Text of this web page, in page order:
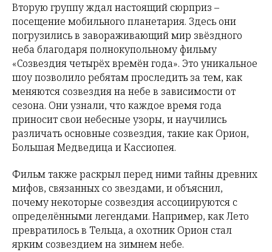
Вторую группу ждал настоящий сюрприз –
посещение мобильного планетария. Здесь они
погрузились в завораживающий мир звёздного
неба благодаря полнокупольному фильму
«Созвездия четырёх времён года». Это уникальное
шоу позволило ребятам проследить за тем, как
меняются созвездия на небе в зависимости от
сезона. Они узнали, что каждое время года
приносит свои небесные узоры, и научились
различать основные созвездия, такие как Орион,
Большая Медведица и Кассиопея.
Фильм также раскрыл перед ними тайны древних
мифов, связанных со звездами, и объяснил,
почему некоторые созвездия ассоциируются с
определёнными легендами. Например, как Лето
превратилось в Тельца, а охотник Орион стал
ярким созвездием на зимнем небе.